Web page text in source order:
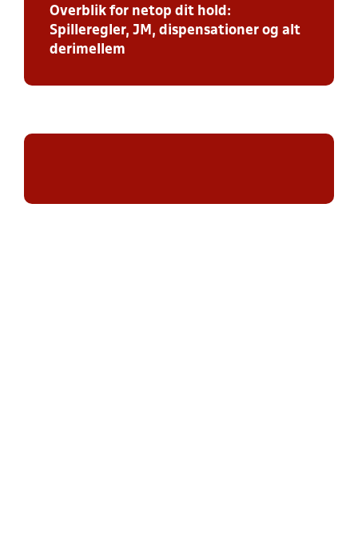
Overblik for netop dit hold:
Spilleregler, JM, dispensationer og alt
derimellem